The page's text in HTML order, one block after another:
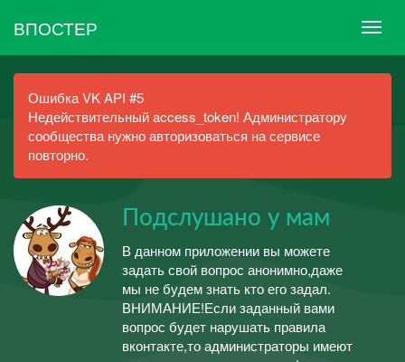
ВПОСТЕР
Ошибка VK API #5
Недействительный access_token! Администратору
сообщества нужно авторизоваться на сервисе
повторно.
Подслушано у мам
В данном приложении вы можете
задать свой вопрос анонимно,даже
мы не будем знать кто его задал.
ВНИМАНИЕ!Если заданный вами
вопрос будет нарушать правила
вконтакте,то администраторы имеют